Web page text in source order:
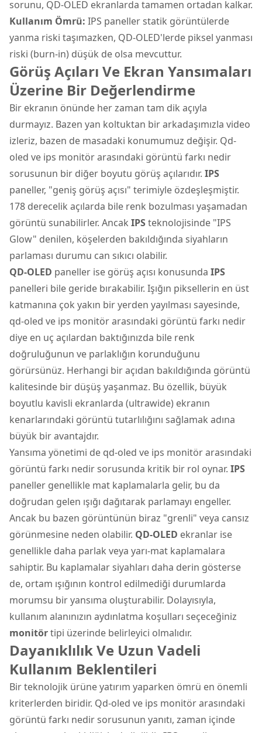
sorunu, QD-OLED ekranlarda tamamen ortadan kalkar.
Kullanım Ömrü: IPS paneller statik görüntülerde
yanma riski taşımazken, QD-OLED'lerde piksel yanması
riski (burn-in) düşük de olsa mevcuttur.
Görüş Açıları Ve Ekran Yansımaları
Üzerine Bir Değerlendirme
Bir ekranın önünde her zaman tam dik açıyla
durmayız. Bazen yan koltuktan bir arkadaşımızla video
izleriz, bazen de masadaki konumumuz değişir. Qd-
oled ve ips monitör arasındaki görüntü farkı nedir
sorusunun bir diğer boyutu görüş açılarıdır. IPS
paneller, "geniş görüş açısı" terimiyle özdeşleşmiştir.
178 derecelik açılarda bile renk bozulması yaşamadan
görüntü sunabilirler. Ancak IPSteknolojisinde "IPS
Glow" denilen, köşelerden bakıldığında siyahların
parlaması durumu can sıkıcı olabilir.
QD-OLED paneller ise görüş açısı konusunda IPS
panelleri bile geride bırakabilir. Işığın piksellerin en üst
katmanına çok yakın bir yerden yayılması sayesinde,
qd-oled ve ips monitör arasındaki görüntü farkı nedir
diye en uç açılardan baktığınızda bile renk
doğruluğunun ve parlaklığın korunduğunu
görürsünüz. Herhangi bir açıdan bakıldığında görüntü
kalitesinde bir düşüş yaşanmaz. Bu özellik, büyük
boyutlu kavisli ekranlarda (ultrawide) ekranın
kenarlarındaki görüntü tutarlılığını sağlamak adına
büyük bir avantajdır.
Yansıma yönetimi de qd-oled ve ips monitör arasındaki
görüntü farkı nedir sorusunda kritik bir rol oynar. IPS
paneller genellikle mat kaplamalarla gelir, bu da
doğrudan gelen ışığı dağıtarak parlamayı engeller.
Ancak bu bazen görüntünün biraz "grenli" veya cansız
görünmesine neden olabilir. QD-OLED ekranlar ise
genellikle daha parlak veya yarı-mat kaplamalara
sahiptir. Bu kaplamalar siyahları daha derin gösterse
de, ortam ışığının kontrol edilmediği durumlarda
morumsu bir yansıma oluşturabilir. Dolayısıyla,
kullanım alanınızın aydınlatma koşulları seçeceğiniz
monitörtipi üzerinde belirleyici olmalıdır.
Dayanıklılık Ve Uzun Vadeli
Kullanım Beklentileri
Bir teknolojik ürüne yatırım yaparken ömrü en önemli
kriterlerden biridir. Qd-oled ve ips monitör arasındaki
görüntü farkı nedir sorusunun yanıtı, zaman içinde